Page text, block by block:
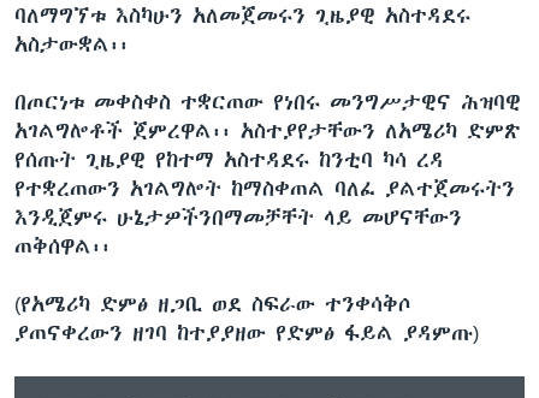
ባለማግኘቱ እስካሁን አለመጀመሩን ጊዜያዊ አስተዳደሩ
አስታውቋል፡፡
በጦርነቱ መቀስቀስ ተቋርጠው የነበሩ መንግሥታዊና ሕዝባዊ
አገልግሎቶች ጀምረዋል፡፡ አስተያየታቸውን ለአሜሪካ ድምጽ
የሰጡት ጊዜያዊ የከተማ አስተዳደሩ ከንቲባ ካሳ ረዳ
የተቋረጠውን አገልግሎት ከማስቀጠል ባለፈ ያልተጀመሩትን
እንዲጀምሩ ሁኔታዎችንበማመቻቸት ላይ መሆናቸውን
ጠቅሰዋል፡፡
(የአሜሪካ ድምፅ ዘጋቢ ወደ ስፍራው ተንቀሳቅሶ
ያጠናቀረውን ዘገባ ከተያያዘው የድምፅ ፋይል ያዳምጡ)